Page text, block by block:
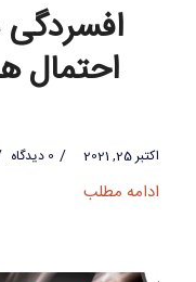
اکتبر 25, 2021 / 0 دیدگاه
ادامه مطلب